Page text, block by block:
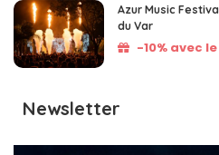
Azur Music
du Var
-10% avec le
Newsletter